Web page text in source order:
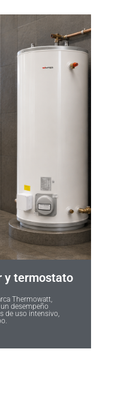
y termostato
Thermowatt,
un desempeño
de uso intensivo,